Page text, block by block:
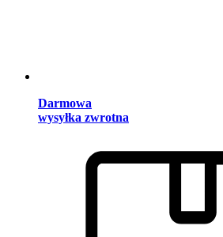
Darmowa
wysyłka zwrotna